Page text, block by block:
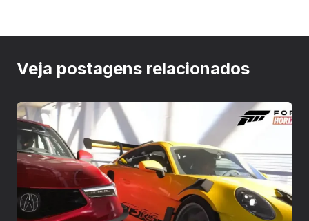
Veja postagens relacionados